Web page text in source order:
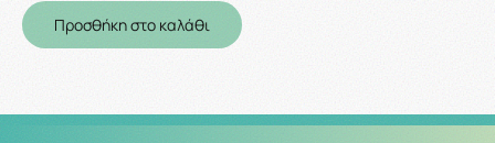
Προσθήκη στο καλάθι